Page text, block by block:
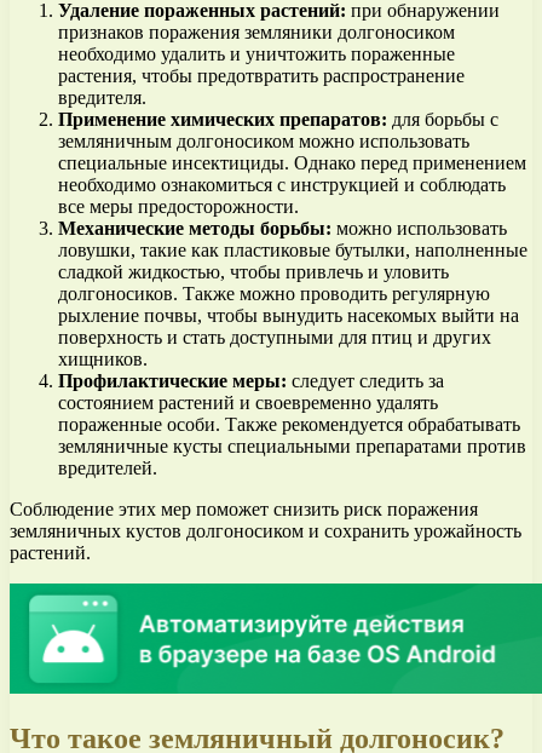
Удаление пораженных растений: при обнаружении
признаков поражения земляники долгоносиком
необходимо удалить и уничтожить пораженные
растения, чтобы предотвратить распространение
вредителя.
Применение химических препаратов: для борьбы с
земляничным долгоносиком можно использовать
специальные инсектициды. Однако перед применением
необходимо ознакомиться с инструкцией и соблюдать
все меры предосторожности.
Механические методы борьбы: можно использовать
ловушки, такие как пластиковые бутылки, наполненные
сладкой жидкостью, чтобы привлечь и уловить
долгоносиков. Также можно проводить регулярную
рыхление почвы, чтобы вынудить насекомых выйти на
поверхность и стать доступными для птиц и других
хищников.
Профилактические меры: следует следить за
состоянием растений и своевременно удалять
пораженные особи. Также рекомендуется обрабатывать
земляничные кусты специальными препаратами против
вредителей.
Соблюдение этих мер поможет снизить риск поражения
земляничных кустов долгоносиком и сохранить урожайность
растений.
Что такое земляничный долгоносик?